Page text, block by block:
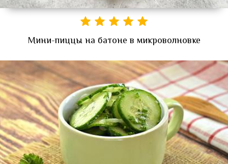
Мини-пиццы на батоне в микроволновке